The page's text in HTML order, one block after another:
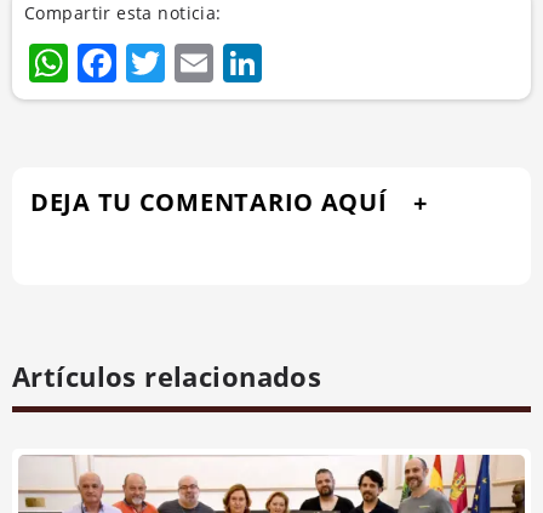
Compartir esta noticia:
WhatsApp
Facebook
Twitter
Email
DEJA TU COMENTARIO AQUÍ
Artículos relacionados